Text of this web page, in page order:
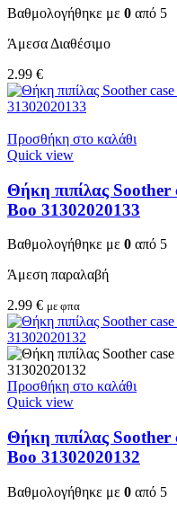
Βαθμολογήθηκε με 0 από 5
Άμεσα Διαθέσιμο
2.99 €
Προσθήκη στο καλάθι
Quick view
Θήκη πιπίλας
Boo 31302020133
Βαθμολογήθηκε με 0 από 5
Άμεση παραλαβή
2.99 € με φπα
Προσθήκη στο καλάθι
Quick view
Θήκη πιπίλας
Boo 31302020132
Βαθμολογήθηκε με 0 από 5